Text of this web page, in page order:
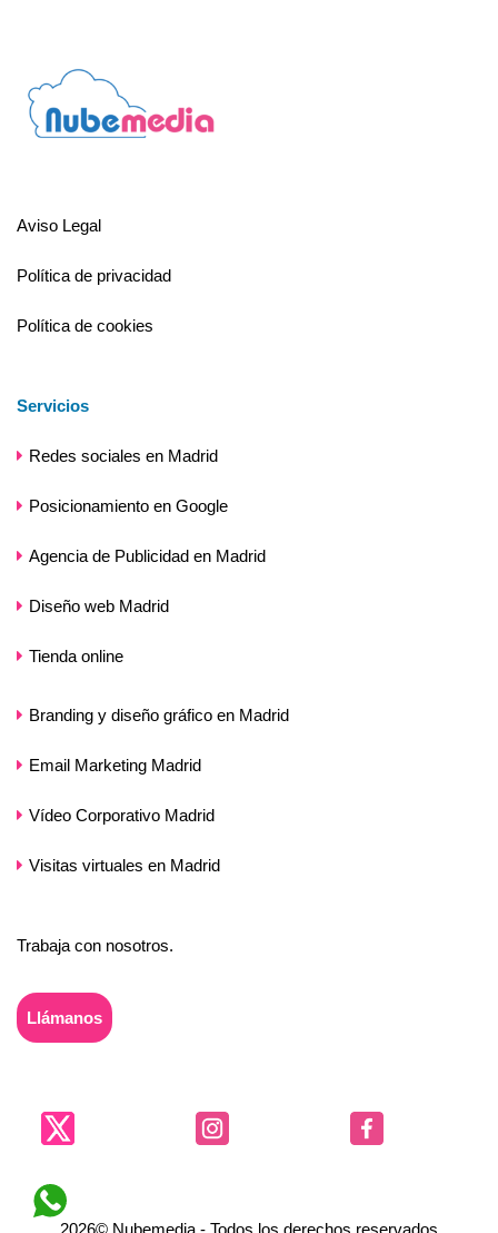
Aviso Legal
Política de privacidad
Política de cookies
Servicios
Redes sociales en Madrid
Posicionamiento en Google
Agencia de Publicidad en Madrid
Diseño web Madrid
Tienda online
Branding y diseño gráfico en Madrid
Email Marketing Madrid
Vídeo Corporativo Madrid
Visitas virtuales en Madrid
Trabaja con nosotros.
Llámanos
2026© Nubemedia - Todos los derechos reservados